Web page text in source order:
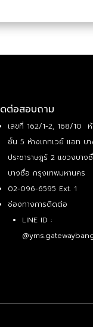
ต่อสอบถาม
เลขที่ 162/1-2, 168/10
ชั้น 5 ห้างเกทเวย์ แอท บ
ประชาราษฎร์ 2 แขวงบาง
บางซื่อ กรุงเทพมหานคร
02-096-6595 Ext. 1
ช่องทางการติดต่อ
LINE ID :